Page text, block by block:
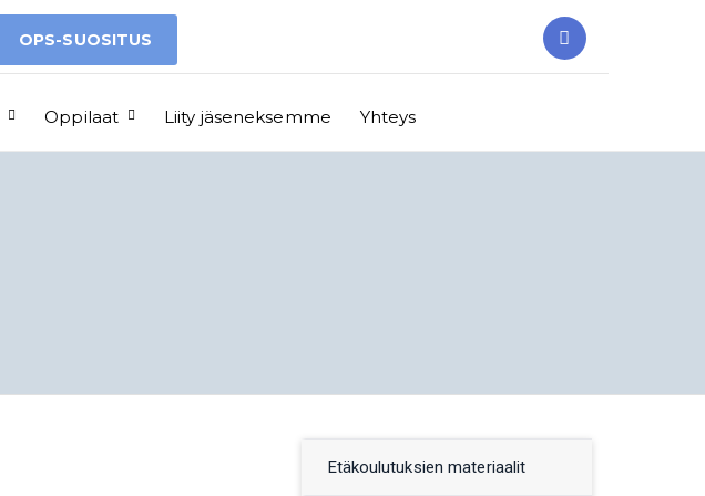
OPS-SUOSITUS
Oppilaat Liity jäseneksemme Yhteys
Etäkoulutuksien materiaalit